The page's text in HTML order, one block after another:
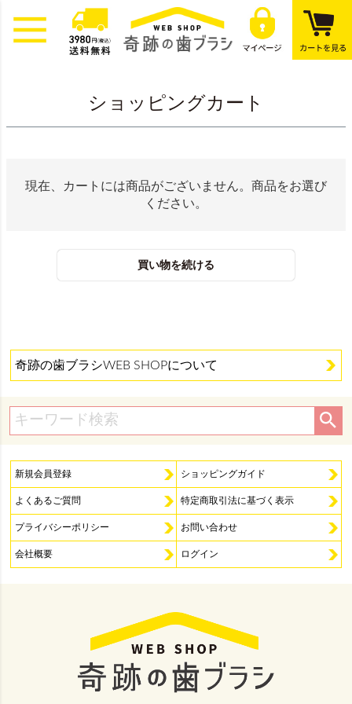
ショッピングカート
現在、カートには商品がございません。商品をお選び
ください。
買い物を続ける
奇跡の歯ブラシWEB SHOPについて
新規会員登録 ショッピングガイド
よくあるご質問 特定商取引法に基づく表示
プライバシーポリシー お問い合わせ
会社概要 ログイン